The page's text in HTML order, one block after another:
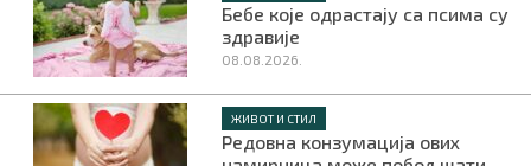
Бебе које одрастају са псима су
здравије
08.08.2026.
ЖИВОТ И СТИЛ
Редовна конзумација ових